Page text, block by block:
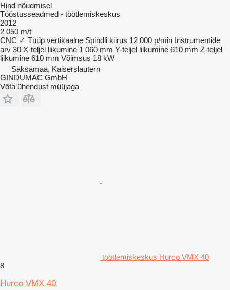
Hind nõudmisel
Tööstusseadmed - töötlemiskeskus
2012
2 050 m/t
CNC ✓ Tüüp vertikaalne Spindli kiirus 12 000 p/min Instrumentide
arv 30 X-teljel liikumine 1 060 mm Y-teljel liikumine 610 mm Z-teljel
liikumine 610 mm Võimsus 18 kW
Saksamaa, Kaiserslautern
GINDUMAC GmbH
Võta ühendust müüjaga
töötlemiskeskus Hurco VMX 40
8
Hurco VMX 40